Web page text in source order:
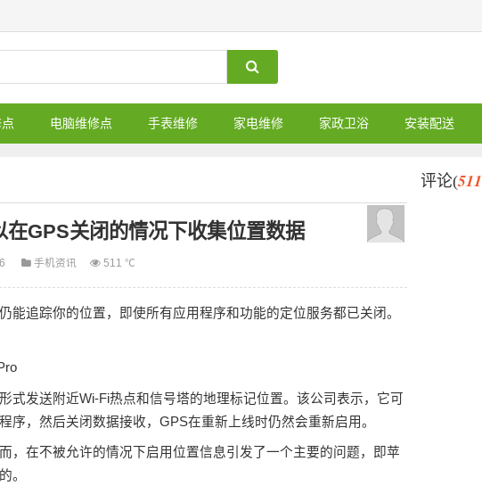
电脑维修点 手表维修 家电维修 家政卫浴 安装配送
GPS关闭的情况下收集位置数据
手机资讯 511 ℃
追踪你的位置，即使所有应用程序和功能的定位服务都已关闭。
发送附近Wi-Fi热点和信号塔的地理标记位置。该公司表示，它可
，然后关闭数据接收，GPS在重新上线时仍然会重新启用。
，在不被允许的情况下启用位置信息引发了一个主要的问题，即苹
。
评论(511